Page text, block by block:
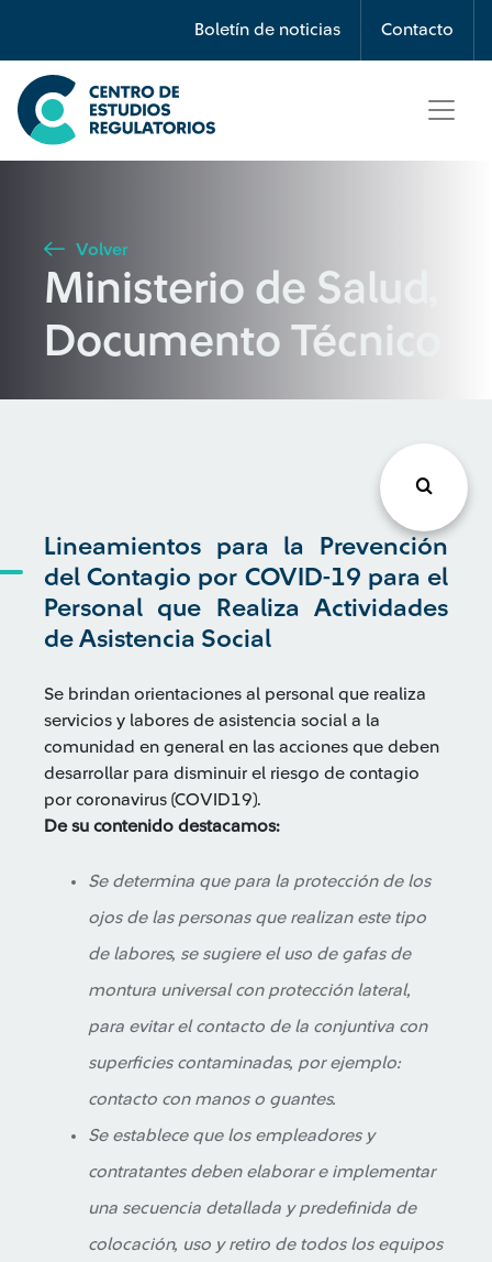
Boletín de noticias Contacto
Búsqueda
Seleccione país
Buscar
Volver
Ministerio de Salud,
Documento Técnico
Lineamientos para la Prevención
del Contagio por COVID-19 para el
Personal que Realiza Actividades
de Asistencia Social
Se brindan orientaciones al personal que realiza
servicios y labores de asistencia social a la
comunidad en general en las acciones que deben
desarrollar para disminuir el riesgo de contagio
por coronavirus (COVID19).
De su contenido destacamos:
Se determina que para la protección de los
ojos de las personas que realizan este tipo
de labores, se sugiere el uso de gafas de
montura universal con protección lateral,
para evitar el contacto de la conjuntiva con
superficies contaminadas, por ejemplo:
contacto con manos o guantes.
Se establece que los empleadores y
contratantes deben elaborar e implementar
una secuencia detallada y predefinida de
colocación, uso y retiro de todos los equipos